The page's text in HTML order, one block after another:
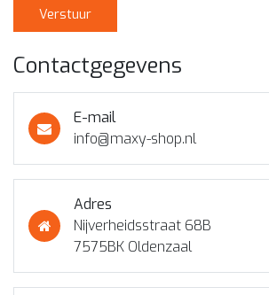
Verstuur
Contactgegevens
E-mail
info@maxy-shop.nl
Adres
Nijverheidsstraat 68B
7575BK Oldenzaal